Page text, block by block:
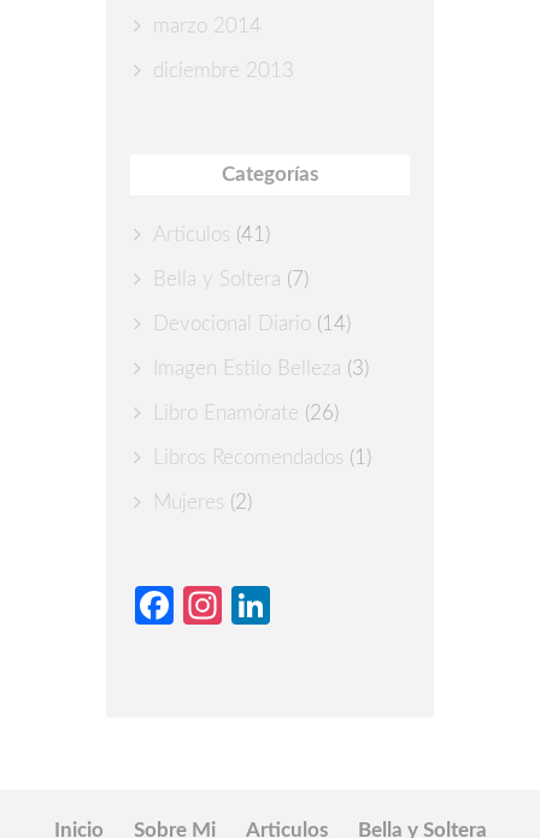
marzo 2014
diciembre 2013
Categorías
Articulos (41)
Bella y Soltera (7)
Devocional Diario (14)
Imagen Estilo Belleza (3)
Libro Enamórate (26)
Libros Recomendados (1)
Mujeres (2)
Facebook
Instagram
Inicio Sobre Mi Articulos Bella y Soltera